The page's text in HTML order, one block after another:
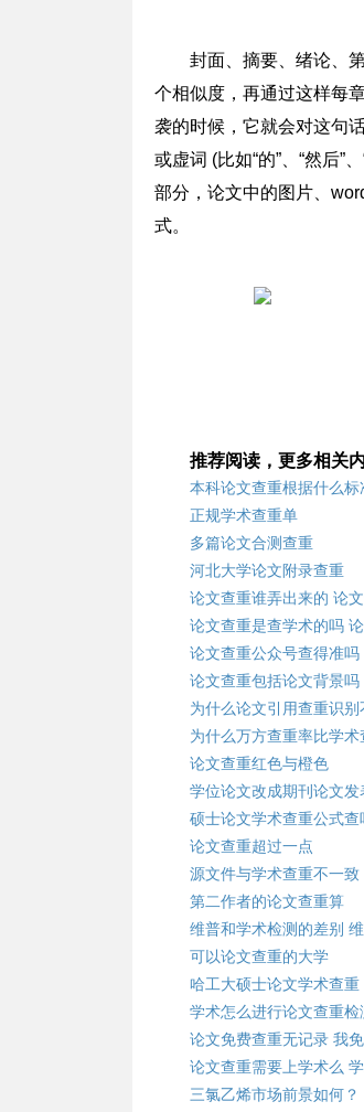
封面、摘要、绪论、
个相似度，再通过这样每
袭的时候，它就会对这句
或虚词 (比如“的”、“然后”
部分，论文中的图片、
式。
推荐阅读，更多相关
本科论文查重根据什么标
正规学术查重单
多篇论文合测查重
河北大学论文附录查重
论文查重谁弄出来的 论
论文查重是查学术的吗
论文查重公众号查得准吗
论文查重包括论文背景吗
为什么论文引用查重识
为什么万方查重率比学
论文查重红色与橙色
学位论文改成期刊论文
硕士论文学术查重公式查
论文查重超过一点
源文件与学术查重不一致
第二作者的论文查重算
维普和学术检测的差别
可以论文查重的大学
哈工大硕士论文学术查重
学术怎么进行论文查重检
论文免费查重无记录 我
论文查重需要上学术么
三氯乙烯市场前景如何？